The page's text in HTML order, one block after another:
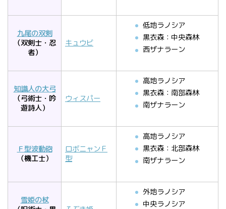
九尾の双剣
（双剣士・忍
者）
キュウビ
低地ラノシア
黒衣森：中央森林
西ザナラーン
知識人の大弓
（弓術士・吟
遊詩人）
ウィスパー
高地ラノシア
黒衣森：南部森林
南ザナラーン
Ｆ型波動砲
（機工士）
ロボニャンＦ
型
高地ラノシア
黒衣森：北部森林
南ザナラーン
雪姫の杖
外地ラノシア
中央ラノシア